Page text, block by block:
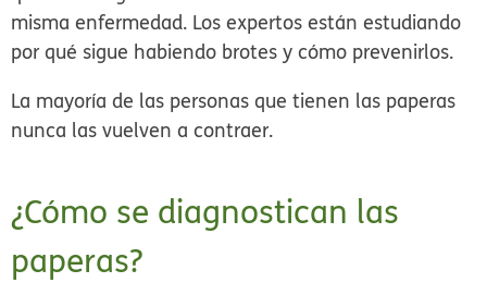
misma enfermedad. Los expertos están estudiando
por qué sigue habiendo brotes y cómo prevenirlos.
La mayoría de las personas que tienen las paperas
nunca las vuelven a contraer.
¿Cómo se diagnostican las
paperas?